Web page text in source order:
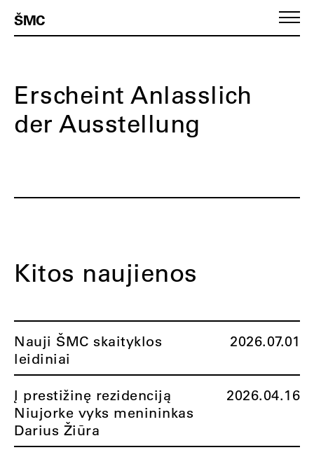
ŠMC
Erscheint Anlasslich
der Ausstellung
Kitos naujienos
Nauji ŠMC skaityklos
leidiniai
2026.07.01
Į prestižinę rezidenciją
Niujorke vyks menininkas
Darius Žiūra
2026.04.16